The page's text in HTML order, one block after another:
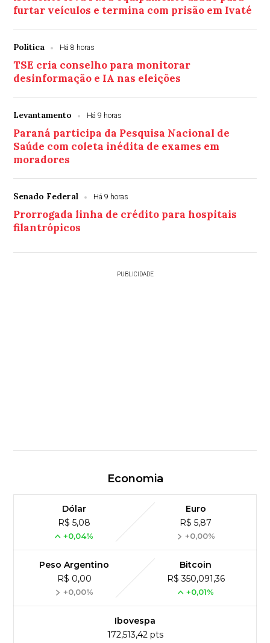
furtar veículos e termina com prisão em Ivaté
Política Há 8 horas
TSE cria conselho para monitorar
desinformação e IA nas eleições
Levantamento Há 9 horas
Paraná participa da Pesquisa Nacional de
Saúde com coleta inédita de exames em
moradores
Senado Federal Há 9 horas
Prorrogada linha de crédito para hospitais
filantrópicos
PUBLICIDADE
Economia
Dólar
R$ 5,08
+0,04%
Euro
R$ 5,87
+0,00%
Peso Argentino
R$ 0,00
+0,00%
Bitcoin
R$ 350,091,36
+0,01%
Ibovespa
172,513,42 pts